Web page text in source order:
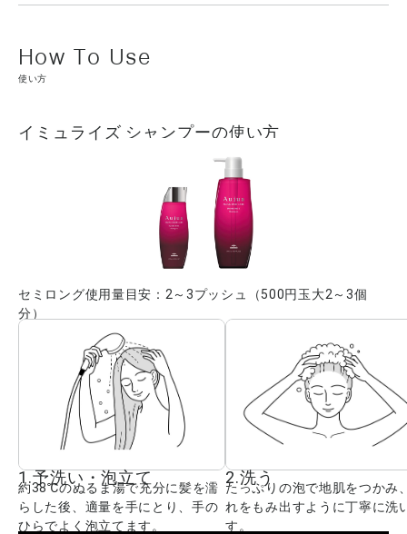
使い方
イミュライズ シャンプーの使い方
セミロング使用量目安：2～3プッシュ（500円玉大2～3個
分）
1.予洗い・泡立て
約38℃のぬるま湯で充分に髪を濡
らした後、適量を手にとり、手の
ひらでよく泡立てます。
2.洗う
たっぷりの泡で地肌をつかみ
れをもみ出すように丁寧に洗
す。